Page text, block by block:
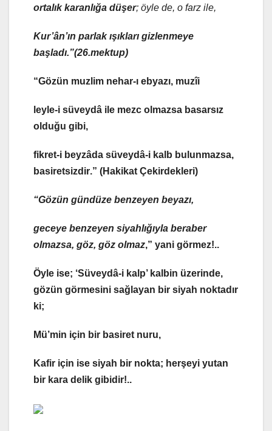
ortalık karanlığa düşer; öyle de, o farz ile,
Kur’ân’ın parlak ışıkları gizlenmeye
başladı.”(26.mektup)
“Gözün muzlim nehar-ı ebyazı, muzîi
leyle-i süveydâ ile mezc olmazsa basarsız
olduğu gibi,
fikret-i beyzâda süveydâ-i kalb bulunmazsa,
basiretsizdir.” (Hakikat Çekirdekleri)
“Gözün gündüze benzeyen beyazı,
geceye benzeyen siyahlığıyla beraber
olmazsa, göz, göz olmaz,” yani görmez!..
Öyle ise; ‘Süveydâ-i kalp’ kalbin üzerinde,
gözün görmesini sağlayan bir siyah noktadır
ki;
Mü’min için bir basiret nuru,
Kafir için ise siyah bir nokta; herşeyi yutan
bir kara delik gibidir!..